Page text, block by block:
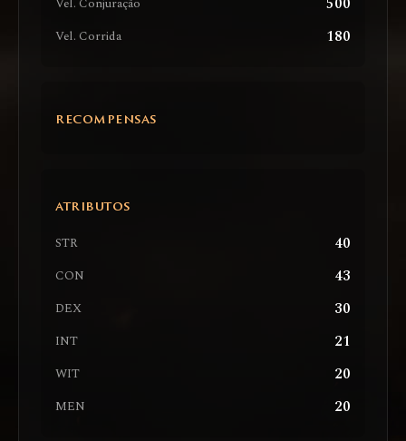
Vel. Conjuração
Vel. Corrida 180
RECOMPENSAS
ATRIBUTOS
STR 40
CON 43
DEX 30
INT 21
WIT 20
MEN 20